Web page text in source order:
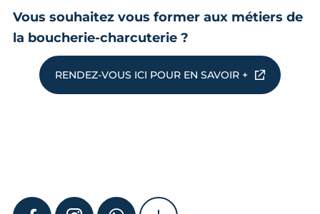
Vous souhaitez vous former aux métiers de
la boucherie-charcuterie ?
RENDEZ-VOUS ICI POUR EN SAVOIR +